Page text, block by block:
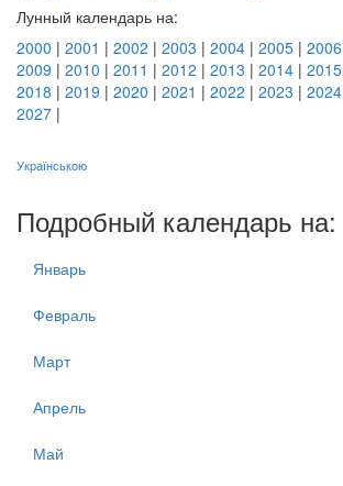
Лунный календарь на:
2000 | 2001 | 2002 | 2003 | 2004 | 2005 | 2006
2009 | 2010 | 2011 | 2012 | 2013 | 2014 | 2015
2018 | 2019 | 2020 | 2021 | 2022 | 2023 | 2024
2027 |
Українською
Подробный календарь на:
Январь
Февраль
Март
Апрель
Май